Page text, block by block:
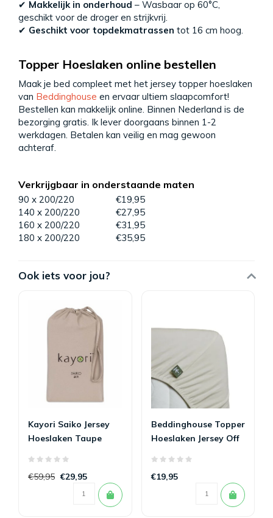
✔ Makkelijk in onderhoud – Wasbaar op 60°C,
geschikt voor de droger en strijkvrij.
✔ Geschikt voor topdekmatrassen tot 16 cm hoog.
Topper Hoeslaken online bestellen
Maak je bed compleet met het jersey topper hoeslaken
van Beddinghouse en ervaar ultiem slaapcomfort!
Bestellen kan makkelijk online. Binnen Nederland is de
bezorging gratis. Ik lever doorgaans binnen 1-2
werkdagen. Betalen kan veilig en mag gewoon
achteraf.
Verkrijgbaar in onderstaande maten
90 x 200/220
€19,95
140 x 200/220
€27,95
160 x 200/220
€31,95
180 x 200/220
€35,95
Ook iets voor jou?
Kayori Saiko Jersey
Hoeslaken Taupe
€59,95 €29,95
Beddinghouse Topper
Hoeslaken Jersey Off
€19,95